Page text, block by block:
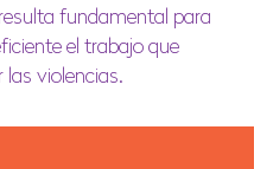
fundamental para
el trabajo que
las violencias.